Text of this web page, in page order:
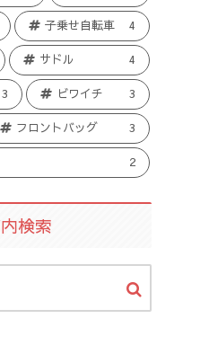
子乗せ自転車 4
サドル 4
3 ビワイチ 3
フロントバッグ 3
2
検索